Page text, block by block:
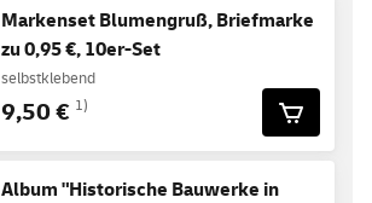
Markenset Blumengruß, Briefmarke
zu 0,95 €, 10er-Set
selbstklebend
9,50 € 1)
Album "Historische Bauwerke in